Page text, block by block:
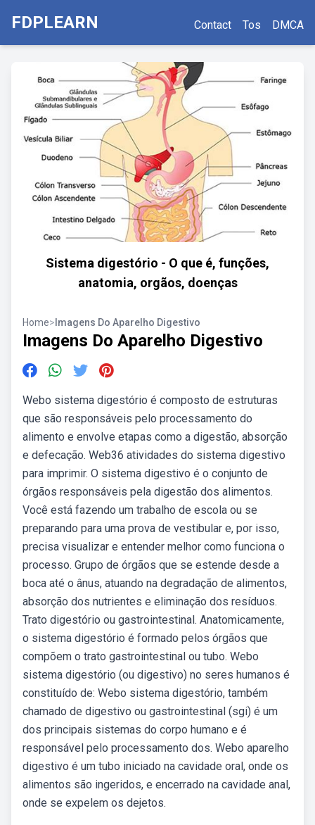
FDPLEARN Contact Tos DMCA
Sistema digestório - O que é, funções,
anatomia, orgãos, doenças
Home> Imagens Do Aparelho Digestivo
Imagens Do Aparelho Digestivo
Webo sistema digestório é composto de estruturas
que são responsáveis pelo processamento do
alimento e envolve etapas como a digestão, absorção
e defecação. Web36 atividades do sistema digestivo
para imprimir. O sistema digestivo é o conjunto de
órgãos responsáveis pela digestão dos alimentos.
Você está fazendo um trabalho de escola ou se
preparando para uma prova de vestibular e, por isso,
precisa visualizar e entender melhor como funciona o
processo. Grupo de órgãos que se estende desde a
boca até o ânus, atuando na degradação de alimentos,
absorção dos nutrientes e eliminação dos resíduos.
Trato digestório ou gastrointestinal. Anatomicamente,
o sistema digestório é formado pelos órgãos que
compõem o trato gastrointestinal ou tubo. Webo
sistema digestório (ou digestivo) no seres humanos é
constituído de: Webo sistema digestório, também
chamado de digestivo ou gastrointestinal (sgi) é um
dos principais sistemas do corpo humano e é
responsável pelo processamento dos. Webo aparelho
digestivo é um tubo iniciado na cavidade oral, onde os
alimentos são ingeridos, e encerrado na cavidade anal,
onde se expelem os dejetos.